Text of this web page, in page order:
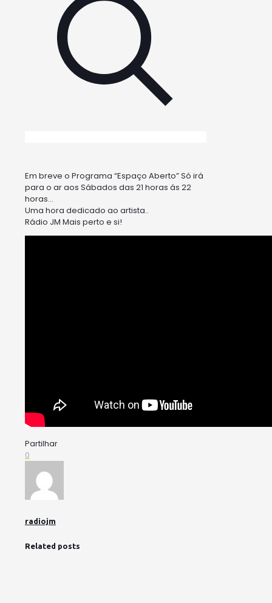
Em breve o Programa “Espaço Aberto” Só irá
para o ar aos Sábados das 21 horas ás 22
horas…
Uma hora dedicado ao artista..
Rádio JM Mais perto e si!
Partilhar
0
radiojm
Related posts